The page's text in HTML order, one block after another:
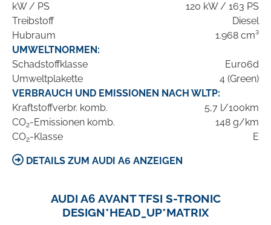
kW / PS
120 kW / 163 PS
Treibstoff
Diesel
Hubraum
1.968 cm³
UMWELTNORMEN:
Schadstoffklasse
Euro6d
Umweltplakette
4 (Green)
VERBRAUCH UND EMISSIONEN NACH WLTP:
Kraftstoffverbr. komb.
5,7 l/100km
CO2-Emissionen komb.
148 g/km
CO2-Klasse E
DETAILS ZUM AUDI A6 ANZEIGEN
AUDI A6 AVANT TFSI S-TRONIC
DESIGN*HEAD_UP*MATRIX